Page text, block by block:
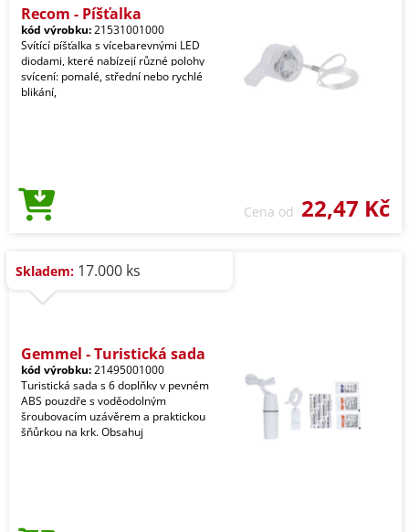
Recom - Píšťalka
kód výrobku:21531001000
Svítící píšťalka s vícebarevnými LED
diodami, které nabízejí různé polohy
svícení: pomalé, střední nebo rychlé
blikání,
Cena od 22,47 Kč
Skladem: 17.000 ks
Gemmel - Turistická sada
kód výrobku:21495001000
Turistická sada s 6 doplňky v pevném
ABS pouzdře s voděodolným
šroubovacím uzávěrem a praktickou
šňůrkou na krk. Obsahuj